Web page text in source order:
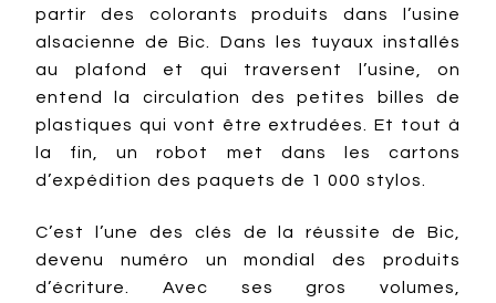
partir des colorants produits dans l’usine
alsacienne de Bic. Dans les tuyaux installés
au plafond et qui traversent l’usine, on
entend la circulation des petites billes de
plastiques qui vont être extrudées. Et tout à
la fin, un robot met dans les cartons
d’expédition des paquets de 1 000 stylos.
C’est l’une des clés de la réussite de Bic,
devenu numéro un mondial des produits
d’écriture. Avec ses gros volumes,